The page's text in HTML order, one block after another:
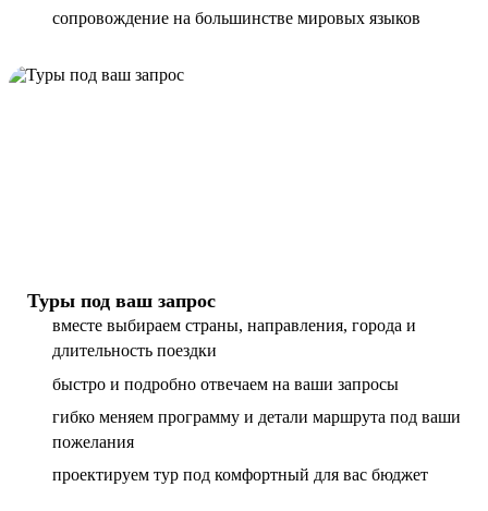
сопровождение на большинстве мировых языков
Туры под ваш запрос
вместе выбираем страны, направления, города и
длительность поездки
быстро и подробно отвечаем на ваши запросы
гибко меняем программу и детали маршрута под ваши
пожелания
проектируем тур под комфортный для вас бюджет